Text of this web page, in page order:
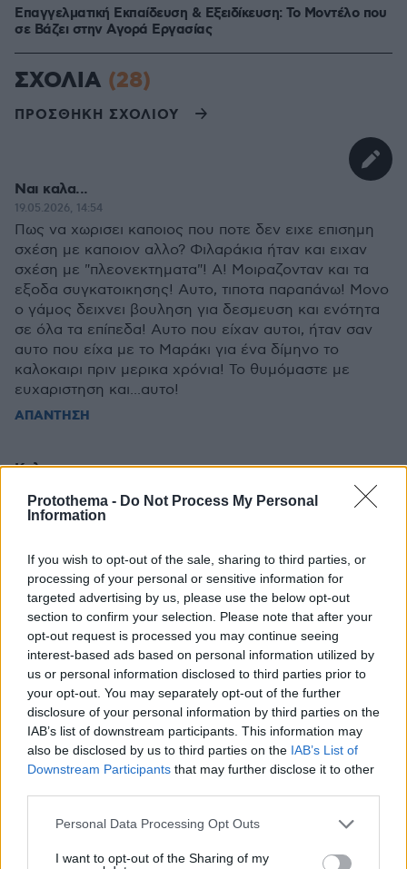
Protothema - Do Not Process My Personal
Information
If you wish to opt-out of the sale, sharing to third parties, or
processing of your personal or sensitive information for
targeted advertising by us, please use the below opt-out
section to confirm your selection. Please note that after your
opt-out request is processed you may continue seeing
interest-based ads based on personal information utilized by
us or personal information disclosed to third parties prior to
your opt-out. You may separately opt-out of the further
disclosure of your personal information by third parties on the
IAB’s list of downstream participants. This information may
also be disclosed by us to third parties on the IAB’s List of
Downstream Participants that may further disclose it to other
Please note that this website/app uses one or more Google
not limited to your visit or usage behaviour. You may click to
Personal Data Processing Opt Outs
I want to opt-out of the Sharing of my
Επαγγελματική Εκπαίδευση & Εξειδίκευση: Το Mοντέλο που
σε Bάζει στην Aγορά Eργασίας
ΣΧΟΛΙΑ (28)
ΠΡΟΣΘΗΚΗ ΣΧΟΛΙΟΥ
Ναι καλα...
19.05.2026, 14:54
Πως να χωρισει καποιος που ποτε δεν ειχε επισημη
σχέση με καποιον αλλο? Φιλαράκια ήταν και ειχαν
σχέση με "πλεονεκτηματα"! Α! Μοιραζονταν και τα
εξοδα συγκατοικησης! Αυτο, τιποτα παραπάνω! Μονο
ο γάμος δειχνει βουληση για δεσμευση και ενότητα
σε όλα τα επίπεδα! Αυτο που είχαν αυτοι, ήταν σαν
αυτο που είχα με το Μαράκι για ένα δίμηνο το
καλοκαιρι πριν μερικα χρόνια! Το θυμόμαστε με
ευχαριστηση και...αυτο!
ΑΠΑΝΤΗΣΗ
Καληνυχτακιας
Παραμένουνε φίλοι δηλαδή και ας τρώει από αλλού..
mv=wri
19.05.2026, 14:39
βαρεθηκε κ αυτη, ηταν ερωτευμενη ακουσε τις
αμπελοφιλοσοφιες σου , δε χωριζω εχω το παιδι ααα
τωρα εχω εγγόνι α δε θελω αλλο παιδί , α εχω και
καποια αλλα θεματα, δευτερη σε ειχε τοσο θεαρα
αλλα καπου τιγκαρε με τοσα θεματα εφυγε ο ερωτας
ΑΠΑΝΤΗΣΗ
Μέσα σε όλα αυτά ρίξτε και κανένα μη ξεχάσετε !
ΑΠΑΝΤΗΣΗ